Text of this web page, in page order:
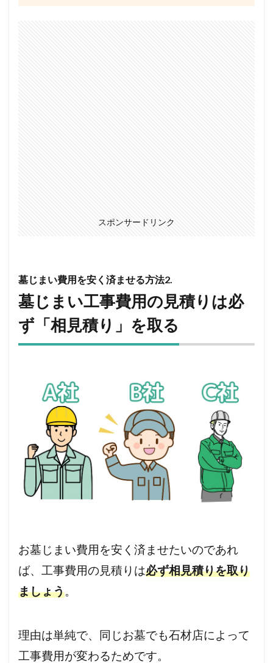
スポンサードリンク
墓じまい費用を安く済ませる方法2.
墓じまい工事費用の見積りは必
ず「相見積り」を取る
お墓じまい費用を安く済ませたいのであれ
ば、工事費用の見積りは必ず相見積りを取り
ましょう。
理由は単純で、同じお墓でも石材店によって
工事費用が変わるためです。